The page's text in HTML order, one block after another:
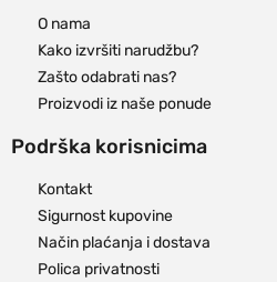
O nama
Kako izvršiti narudžbu?
Zašto odabrati nas?
Proizvodi iz naše ponude
Podrška korisnicima
Kontakt
Sigurnost kupovine
Način plaćanja i dostava
Polica privatnosti